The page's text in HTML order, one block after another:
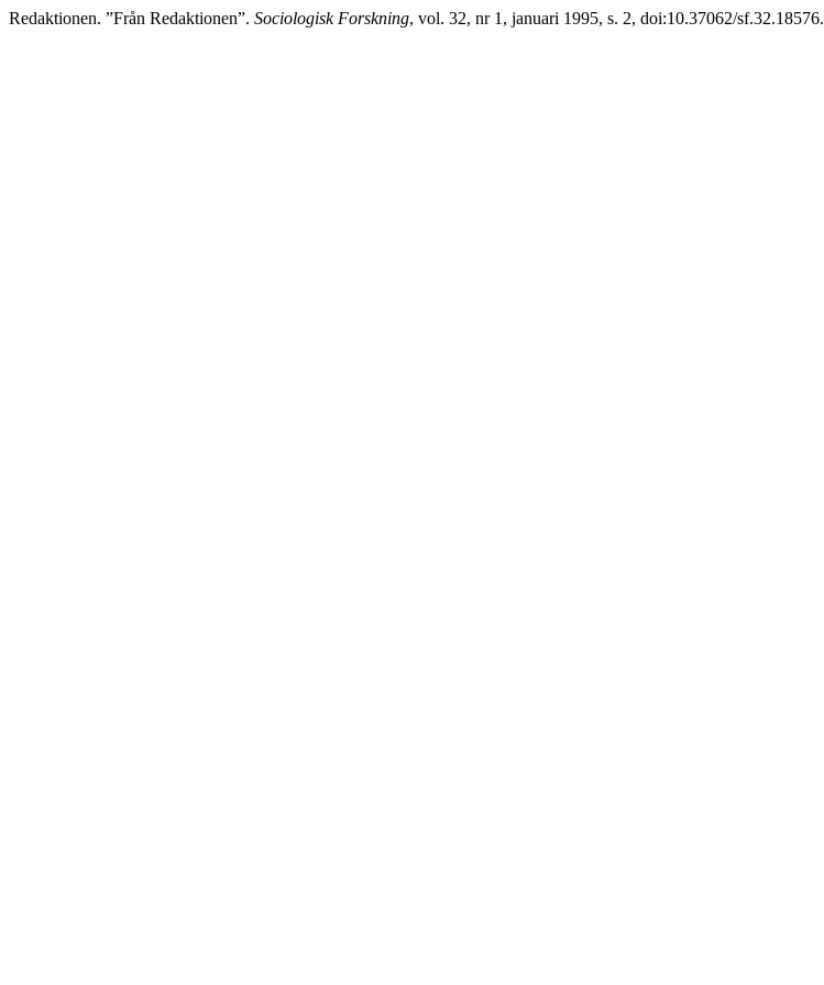
Redaktionen. ”Från Redaktionen”. Sociologisk Forskning, vol. 32, nr 1, januari 1995, s. 2, doi:10.37062/sf.32.18576.